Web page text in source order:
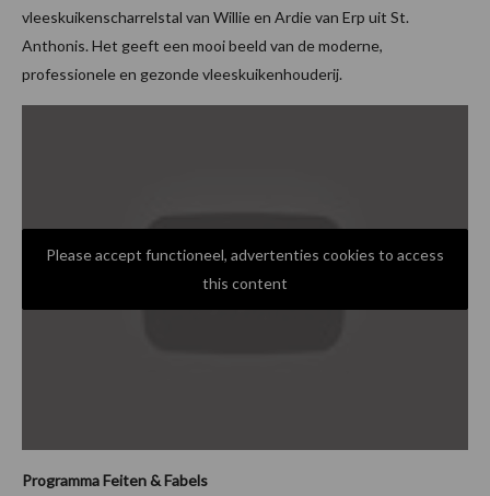
vleeskuikenscharrelstal van Willie en Ardie van Erp uit St.
Anthonis. Het geeft een mooi beeld van de moderne,
professionele en gezonde vleeskuikenhouderij.
Please accept functioneel, advertenties cookies to access
this content
Programma Feiten & Fabels